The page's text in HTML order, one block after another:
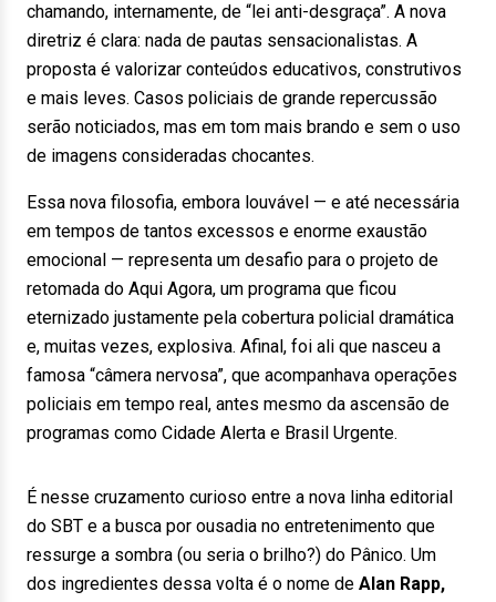
chamando, internamente, de “lei anti-desgraça”. A nova
diretriz é clara: nada de pautas sensacionalistas. A
proposta é valorizar conteúdos educativos, construtivos
e mais leves. Casos policiais de grande repercussão
serão noticiados, mas em tom mais brando e sem o uso
de imagens consideradas chocantes.
Essa nova filosofia, embora louvável — e até necessária
em tempos de tantos excessos e enorme exaustão
emocional — representa um desafio para o projeto de
retomada do Aqui Agora, um programa que ficou
eternizado justamente pela cobertura policial dramática
e, muitas vezes, explosiva. Afinal, foi ali que nasceu a
famosa “câmera nervosa”, que acompanhava operações
policiais em tempo real, antes mesmo da ascensão de
programas como Cidade Alerta e Brasil Urgente.
É nesse cruzamento curioso entre a nova linha editorial
do SBT e a busca por ousadia no entretenimento que
ressurge a sombra (ou seria o brilho?) do Pânico. Um
dos ingredientes dessa volta é o nome de Alan Rapp,